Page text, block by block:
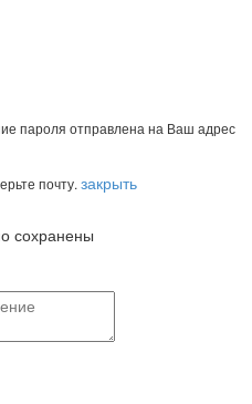
пароля отправлена на Ваш адрес
почту. закрыть
сохранены